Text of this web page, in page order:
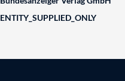
ENTITY_SUPPLIED_ONLY